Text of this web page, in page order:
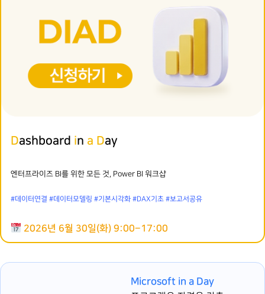
Dashboard in a Day
엔터프라이즈 BI를 위한 모든 것, Power BI 워크샵
#데이터연결 #데이터모델링 #기본시각화 #DAX기초 #보고서공유
2026년 6월 30일(화) 9:00–17:00
Microsoft in a Day